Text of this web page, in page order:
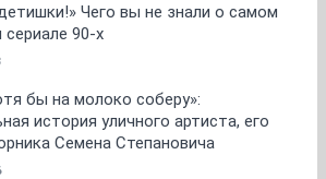
Чего вы не знали о самом
90-х
бы на молоко соберу»:
история уличного артиста, его
Семена Степановича